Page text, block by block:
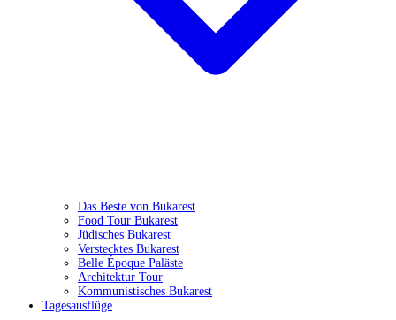
Das Beste von Bukarest
Food Tour Bukarest
Jüdisches Bukarest
Verstecktes Bukarest
Belle Époque Paläste
Architektur Tour
Kommunistisches Bukarest
Tagesausflüge